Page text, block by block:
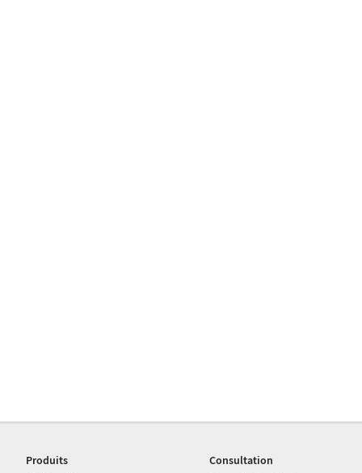
Produits
Consultation